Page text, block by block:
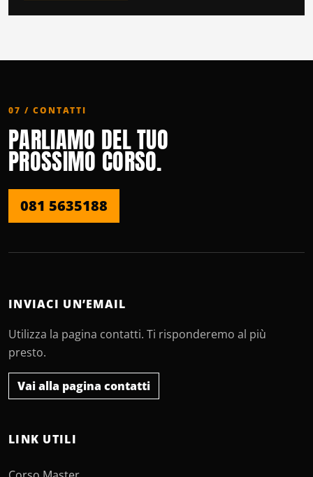
07 / CONTATTI
PARLIAMO DEL TUO
PROSSIMO CORSO.
081 5635188
INVIACI UN’EMAIL
Utilizza la pagina contatti. Ti risponderemo al più
presto.
Vai alla pagina contatti
LINK UTILI